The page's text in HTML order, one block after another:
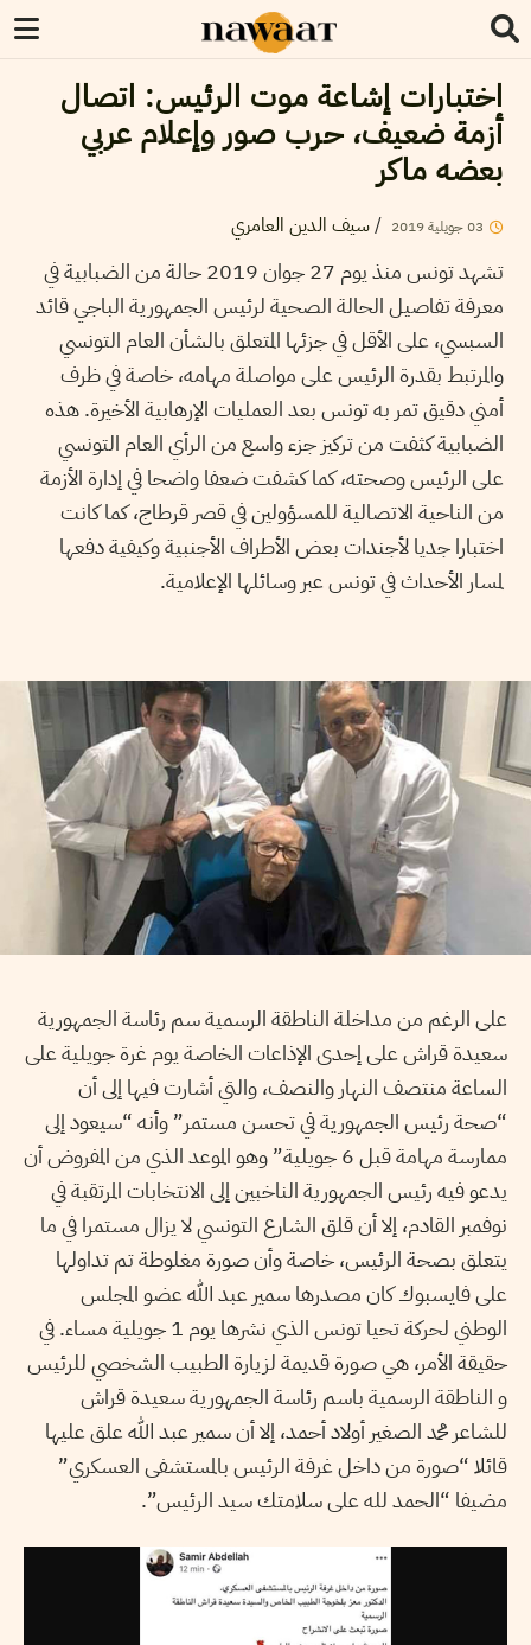
اختبارات إشاعة موت الرئيس: اتصال
أزمة ضعيف، حرب صور وإعلام عربي
بعضه ماكر
03جويلية2019
/سيف الدين العامري
تشهد تونس منذ يوم 27 جوان 2019 حالة من الضبابية في
معرفة تفاصيل الحالة الصحية لرئيس الجمهورية الباجي قائد
السبسي، على الأقل في جزئها المتعلق بالشأن العام التونسي
والمرتبط بقدرة الرئيس على مواصلة مهامه، خاصة في ظرف
أمني دقيق تمر به تونس بعد العمليات الإرهابية الأخيرة. هذه
الضبابية كثفت من تركيز جزء واسع من الرأي العام التونسي
على الرئيس وصحته، كما كشفت ضعفا واضحا في إدارة الأزمة
من الناحية الاتصالية للمسؤولين في قصر قرطاج، كما كانت
اختبارا جديا لأجندات بعض الأطراف الأجنبية وكيفية دفعها
لمسار الأحداث في تونس عبر وسائلها الإعلامية.
على الرغم من مداخلة الناطقة الرسمية سم رئاسة الجمهورية
سعيدة قراش على إحدى الإذاعات الخاصة يوم غرة جويلية على
الساعة منتصف النهار والنصف، والتي أشارت فيها إلى أن
“صحة رئيس الجمهورية في تحسن مستمر” وأنه “سيعود إلى
ممارسة مهامة قبل 6 جويلية” وهو الموعد الذي من المفروض أن
يدعو فيه رئيس الجمهورية الناخبين إلى الانتخابات المرتقبة في
نوفمبر القادم، إلا أن قلق الشارع التونسي لا يزال مستمرا في ما
يتعلق بصحة الرئيس، خاصة وأن صورة مغلوطة تم تداولها
على فايسبوك كان مصدرها سمير عبد الله عضو المجلس
الوطني لحركة تحيا تونس الذي نشرها يوم 1 جويلية مساء. في
حقيقة الأمر، هي صورة قديمة لزيارة الطبيب الشخصي للرئيس
و الناطقة الرسمية باسم رئاسة الجمهورية سعيدة قراش
للشاعر محمد الصغير أولاد أحمد، إلا أن سمير عبد الله علق عليها
قائلا “صورة من داخل غرفة الرئيس بالمستشفى العسكري”
مضيفا “الحمد لله على سلامتك سيد الرئيس”.